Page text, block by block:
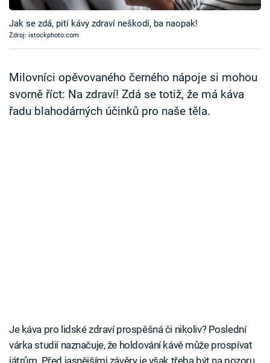
Sledujte prima+
Sledujte nás
Jak se zdá, pití kávy zdraví neškodí, ba naopak!
Zdroj: istockphoto.com
Milovníci opěvovaného černého nápoje si mohou
svorně říct: Na zdraví! Zdá se totiž, že má káva
řadu blahodárných účinků pro naše těla.
Je káva pro lidské zdraví prospěšná či nikoliv? Poslední
várka studií naznačuje, že holdování kávě může prospívat